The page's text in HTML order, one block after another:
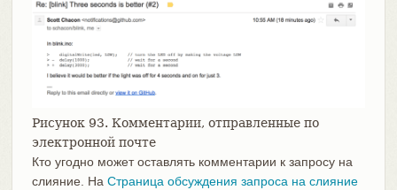
Рисунок 93. Комментарии, отправленные по
электронной почте
Кто угодно может оставлять комментарии к запросу на
слияние. На Страница обсуждения запроса на слияние